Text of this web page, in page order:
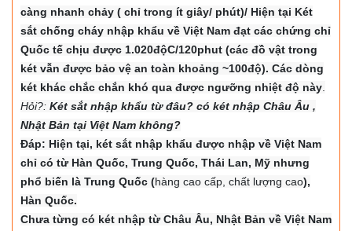
càng nhanh chảy ( chỉ trong ít giây/ phút)/ Hiện tại Két
sắt chống cháy nhập khẩu về Việt Nam đạt các chứng chỉ
Quốc tế chịu được 1.020độC/120phut (các đồ vật trong
két vẫn được bảo vệ an toàn khoảng ~100độ). Các dòng
két khác chắc chắn khó qua được ngưỡng nhiệt độ này
Hỏi?: Két sắt nhập khẩu từ đâu? có két nhập Châu Âu ,
Nhật Bản tại Việt Nam không?
Đáp: Hiện tại, két sắt nhập khẩu được nhập về Việt Nam
chỉ có từ Hàn Quốc, Trung Quốc, Thái Lan, Mỹ nhưng
phổ biến là Trung Quốc (hàng cao cấp, chất lượng cao),
Hàn Quốc.
Chưa từng có két nhập từ Châu Âu, Nhật Bản về Việt Nam